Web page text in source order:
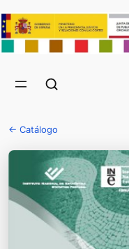
← Catálogo